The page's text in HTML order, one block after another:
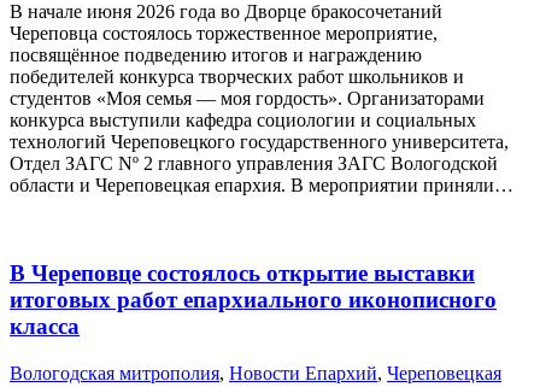
В начале июня 2026 года во Дворце бракосочетаний
Череповца состоялось торжественное мероприятие,
посвящённое подведению итогов и награждению
победителей конкурса творческих работ школьников и
студентов «Моя семья — моя гордость». Организаторами
конкурса выступили кафедра социологии и социальных
технологий Череповецкого государственного университета,
Отдел ЗАГС Nº 2 главного управления ЗАГС Вологодской
области и Череповецкая епархия. В мероприятии приняли…
В Череповце состоялось открытие выставки
итоговых работ епархиального иконописного
класса
Вологодская митрополия, Новости Епархий, Череповецкая